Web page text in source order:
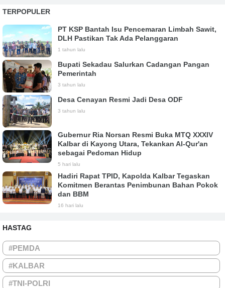
TERPOPULER
PT KSP Bantah Isu Pencemaran Limbah Sawit,
DLH Pastikan Tak Ada Pelanggaran
1 tahun lalu
Bupati Sekadau Salurkan Cadangan Pangan
Pemerintah
3 tahun lalu
Desa Cenayan Resmi Jadi Desa ODF
3 tahun lalu
Gubernur Ria Norsan Resmi Buka MTQ XXXIV
Kalbar di Kayong Utara, Tekankan Al-Qur'an
sebagai Pedoman Hidup
5 hari lalu
Hadiri Rapat TPID, Kapolda Kalbar Tegaskan
Komitmen Berantas Penimbunan Bahan Pokok
dan BBM
16 hari lalu
HASTAG
#PEMDA
#KALBAR
#TNI-POLRI